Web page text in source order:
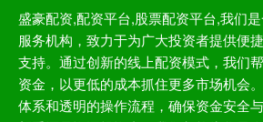
盛豪配资,配资平台,股票配资平台,我们
服务机构，致力于为广大投资者提供便
支持。通过创新的线上配资模式，我们
资金，以更低的成本抓住更多市场机会
体系和透明的操作流程，确保资金安全